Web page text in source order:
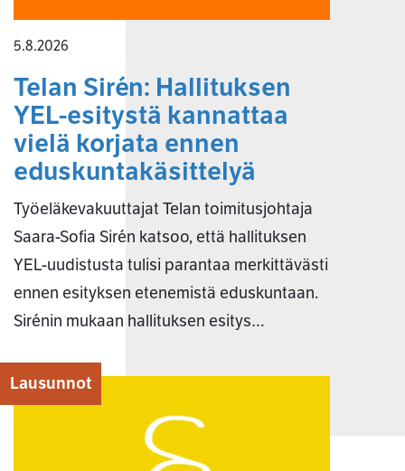
5.8.2026
Telan Sirén: Hallituksen
YEL-esitystä kannattaa
vielä korjata ennen
eduskuntakäsittelyä
Työeläkevakuuttajat Telan toimitusjohtaja
Saara-Sofia Sirén katsoo, että hallituksen
YEL-uudistusta tulisi parantaa merkittävästi
ennen esityksen etenemistä eduskuntaan.
Sirénin mukaan hallituksen esitys…
Lausunnot